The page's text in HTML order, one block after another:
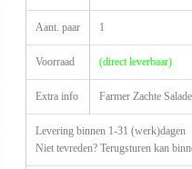
Aant. paar 1
Voorraad (direct leverbaar)
Extra info Farmer Zachte
Levering binnen 1-31 (werk)dagen
Niet tevreden? Terugsturen kan